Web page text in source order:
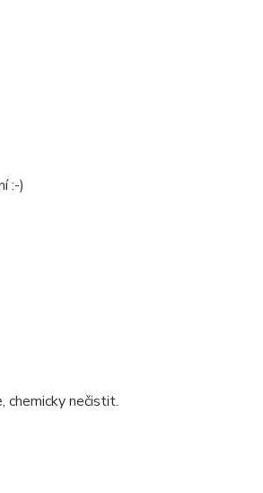
:-)
chemicky nečistit.